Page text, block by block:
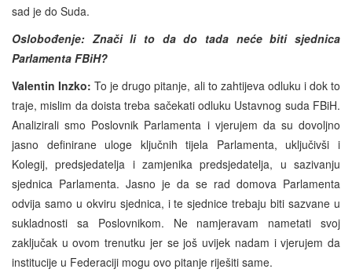
sad je do Suda.
Oslobođenje: Znači li to da do tada neće biti sjednica
Parlamenta FBiH?
Valentin Inzko:To je drugo pitanje, ali to zahtijeva odluku i dok to
traje, mislim da doista treba sačekati odluku Ustavnog suda FBiH.
Analizirali smo Poslovnik Parlamenta i vjerujem da su dovoljno
jasno definirane uloge ključnih tijela Parlamenta, uključivši i
Kolegij, predsjedatelja i zamjenika predsjedatelja, u sazivanju
sjednica Parlamenta. Jasno je da se rad domova Parlamenta
odvija samo u okviru sjednica, i te sjednice trebaju biti sazvane u
sukladnosti sa Poslovnikom. Ne namjeravam nametati svoj
zaključak u ovom trenutku jer se još uvijek nadam i vjerujem da
institucije u Federaciji mogu ovo pitanje riješiti same.